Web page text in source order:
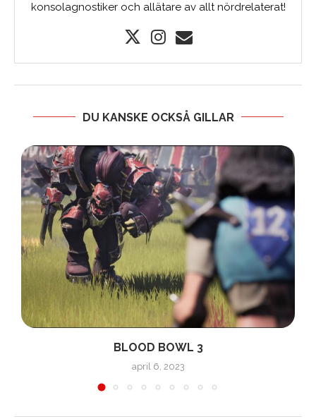
konsolagnostiker och allätare av allt nördrelaterat!
DU KANSKE OCKSÅ GILLAR
BLOOD BOWL 3
april 6, 2023